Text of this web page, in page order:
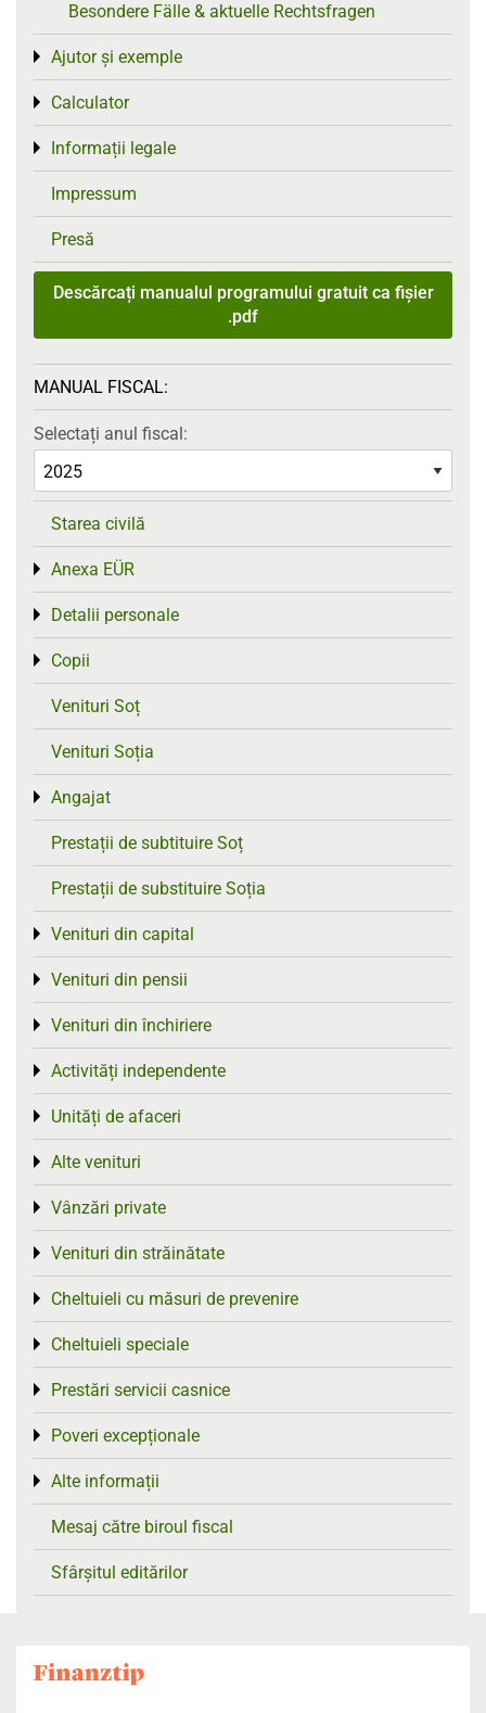
Besondere Fälle & aktuelle Rechtsfragen
Ajutor și exemple
Toggle menu
Calculator
Toggle menu
Informații legale
Toggle menu
Impressum
Presă
Descărcați manualul programului gratuit ca fișier
.pdf
MANUAL FISCAL:
Selectați anul fiscal:
Starea civilă
Anexa EÜR
Toggle menu
Detalii personale
Toggle menu
Copii
Toggle menu
Venituri Soț
Venituri Soția
Angajat
Toggle menu
Prestații de subtituire Soț
Prestații de substituire Soția
Venituri din capital
Toggle menu
Venituri din pensii
Toggle menu
Venituri din închiriere
Toggle menu
Activități independente
Toggle menu
Unități de afaceri
Toggle menu
Alte venituri
Toggle menu
Vânzări private
Toggle menu
Venituri din străinătate
Toggle menu
Cheltuieli cu măsuri de prevenire
Toggle menu
Cheltuieli speciale
Toggle menu
Prestări servicii casnice
Toggle menu
Poveri excepționale
Toggle menu
Alte informații
Toggle menu
Mesaj către biroul fiscal
Sfârșitul editărilor